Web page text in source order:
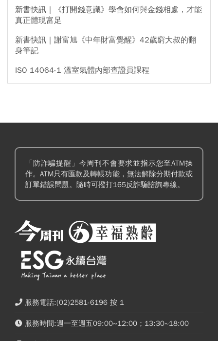
新書快訊｜《打開錢意識》學會如何與金錢相處，才能
真正體現富足
新書快訊｜謝富旭《中年財富覺醒》42歲窮大叔的翻
身筆記
ISO 14064-1 溫室氣體內部查證員課程
「防詐騙提醒」今周刊不會要求並指示您至ATM操
作。ATM只有匯款及轉帳功能，無法解除分期付款或
訂單錯誤問題。隨時可撥打165反詐騙諮詢專線。
服務電話:(02)2581-6196 按 1
服務時間:週一至週五09:00~12:00；13:30~18:00